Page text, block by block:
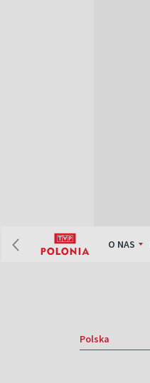
O NAS
Polska